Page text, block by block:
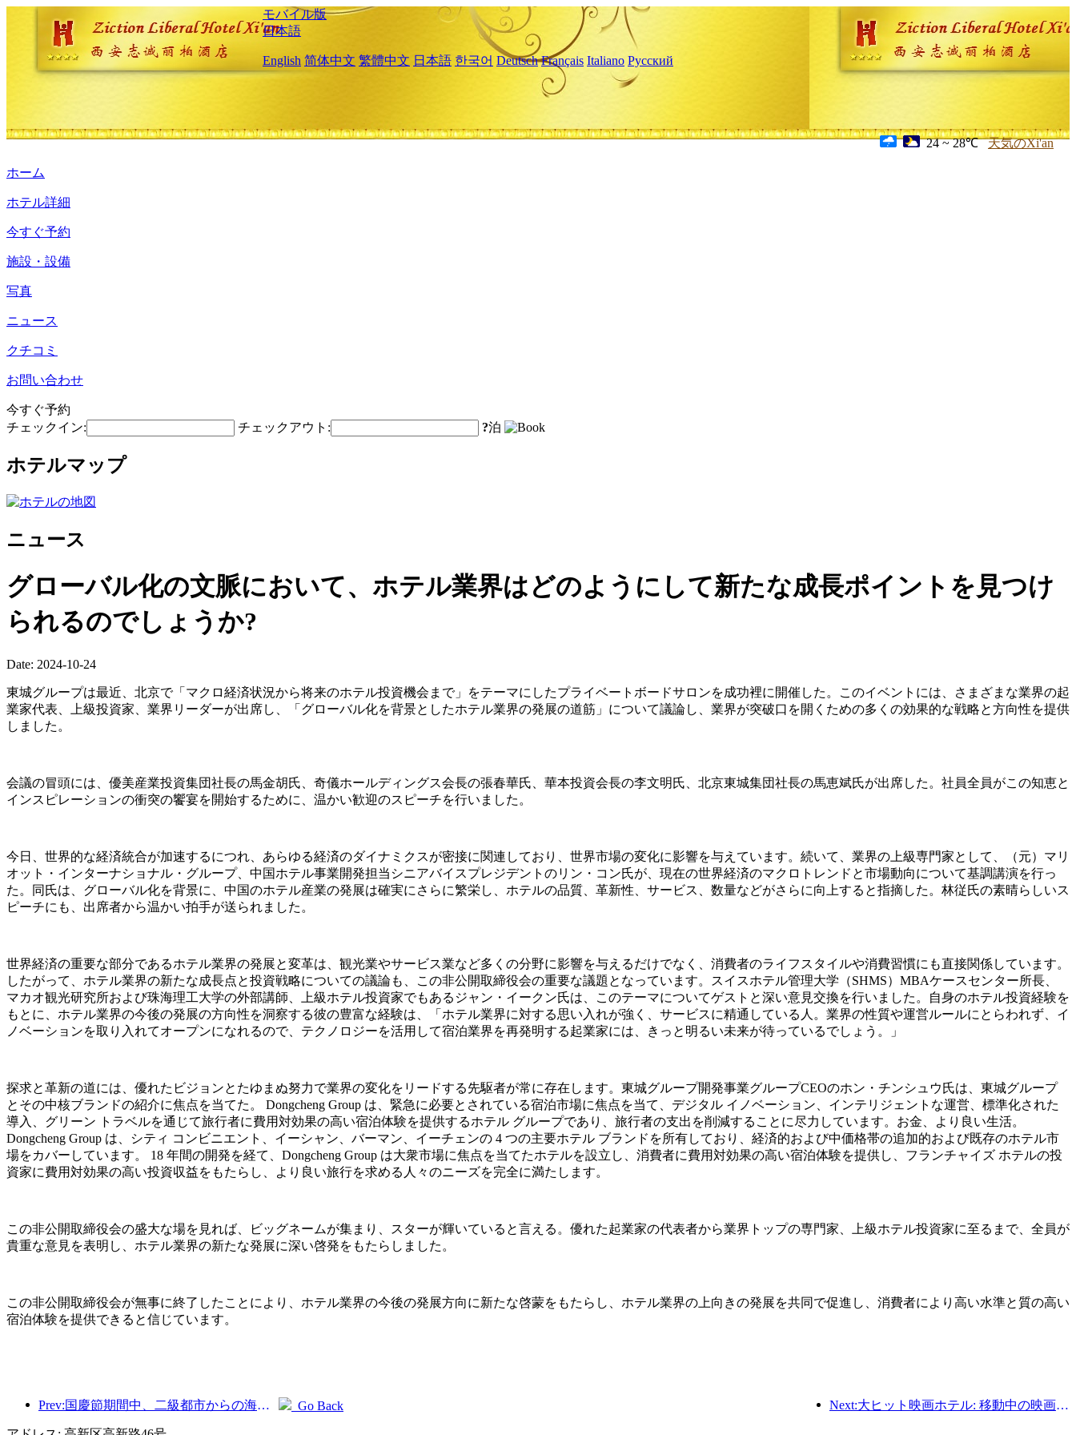
モバイル版
日本語
English 简体中文 繁體中文 日本語 한국어 Deutsch Français Italiano Русский
24 ~ 28℃ 天気のXi'an
ホーム
ホテル詳細
今すぐ予約
施設・設備
写真
ニュース
クチコミ
お問い合わせ
今すぐ予約
チェックイン:
チェックアウト: ?泊
ホテルマップ
ニュース
グローバル化の文脈において、ホテル業界はどのようにして新たな成長ポイントを見つけ
られるのでしょうか?
Date: 2024-10-24
東城グループは最近、北京で「マクロ経済状況から将来のホテル投資機会まで」をテーマにしたプライベートボードサロンを成功裡に開催した。このイベントには、さまざまな業界の起
業家代表、上級投資家、業界リーダーが出席し、「グローバル化を背景としたホテル業界の発展の道筋」について議論し、業界が突破口を開くための多くの効果的な戦略と方向性を提供
しました。
会議の冒頭には、優美産業投資集団社長の馬金胡氏、奇儀ホールディングス会長の張春華氏、華本投資会長の李文明氏、北京東城集団社長の馬恵斌氏が出席した。社員全員がこの知恵と
インスピレーションの衝突の饗宴を開始するために、温かい歓迎のスピーチを行いました。
今日、世界的な経済統合が加速するにつれ、あらゆる経済のダイナミクスが密接に関連しており、世界市場の変化に影響を与えています。続いて、業界の上級専門家として、（元）マリ
オット・インターナショナル・グループ、中国ホテル事業開発担当シニアバイスプレジデントのリン・コン氏が、現在の世界経済のマクロトレンドと市場動向について基調講演を行っ
た。同氏は、グローバル化を背景に、中国のホテル産業の発展は確実にさらに繁栄し、ホテルの品質、革新性、サービス、数量などがさらに向上すると指摘した。林従氏の素晴らしいス
ピーチにも、出席者から温かい拍手が送られました。
世界経済の重要な部分であるホテル業界の発展と変革は、観光業やサービス業など多くの分野に影響を与えるだけでなく、消費者のライフスタイルや消費習慣にも直接関係しています。
したがって、ホテル業界の新たな成長点と投資戦略についての議論も、この非公開取締役会の重要な議題となっています。スイスホテル管理大学（SHMS）MBAケースセンター所長、
マカオ観光研究所および珠海理工大学の外部講師、上級ホテル投資家でもあるジャン・イークン氏は、このテーマについてゲストと深い意見交換を行いました。自身のホテル投資経験を
もとに、ホテル業界の今後の発展の方向性を洞察する彼の豊富な経験は、「ホテル業界に対する思い入れが強く、サービスに精通している人。業界の性質や運営ルールにとらわれず、イ
ノベーションを取り入れてオープンになれるので、テクノロジーを活用して宿泊業界を再発明する起業家には、きっと明るい未来が待っているでしょう。」
探求と革新の道には、優れたビジョンとたゆまぬ努力で業界の変化をリードする先駆者が常に存在します。東城グループ開発事業グループCEOのホン・チンシュウ氏は、東城グループ
とその中核ブランドの紹介に焦点を当てた。 Dongcheng Group は、緊急に必要とされている宿泊市場に焦点を当て、デジタル イノベーション、インテリジェントな運営、標準化された
導入、グリーン トラベルを通じて旅行者に費用対効果の高い宿泊体験を提供するホテル グループであり、旅行者の支出を削減することに尽力しています。お金、より良い生活。
Dongcheng Group は、シティ コンビニエント、イーシャン、バーマン、イーチェンの 4 つの主要ホテル ブランドを所有しており、経済的および中価格帯の追加的および既存のホテル市
場をカバーしています。 18 年間の開発を経て、Dongcheng Group は大衆市場に焦点を当てたホテルを設立し、消費者に費用対効果の高い宿泊体験を提供し、フランチャイズ ホテルの投
資家に費用対効果の高い投資収益をもたらし、より良い旅行を求める人々のニーズを完全に満たします。
この非公開取締役会の盛大な場を見れば、ビッグネームが集まり、スターが輝いていると言える。優れた起業家の代表者から業界トップの専門家、上級ホテル投資家に至るまで、全員が
貴重な意見を表明し、ホテル業界の新たな発展に深い啓発をもたらしました。
この非公開取締役会が無事に終了したことにより、ホテル業界の今後の発展方向に新たな啓蒙をもたらし、ホテル業界の上向きの発展を共同で促進し、消費者により高い水準と質の高い
宿泊体験を提供できると信じています。
Prev:国慶節期間中、二級都市からの海外旅行とワインの注文は前年同期比で70％増加した。 Next:大ヒット映画ホテル: 移動中の映画の夢の工場
Go Back